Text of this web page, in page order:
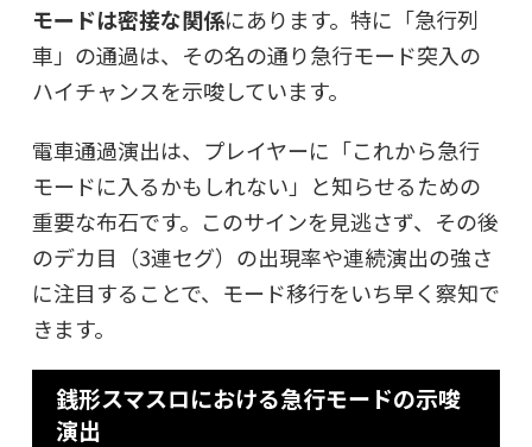
モードは密接な関係にあります。特に「急行列
車」の通過は、その名の通り急行モード突入の
ハイチャンスを示唆しています。
電車通過演出は、プレイヤーに「これから急行
モードに入るかもしれない」と知らせるための
重要な布石です。このサインを見逃さず、その後
のデカ目（3連セグ）の出現率や連続演出の強さ
に注目することで、モード移行をいち早く察知で
きます。
銭形スマスロにおける急行モードの示唆
演出